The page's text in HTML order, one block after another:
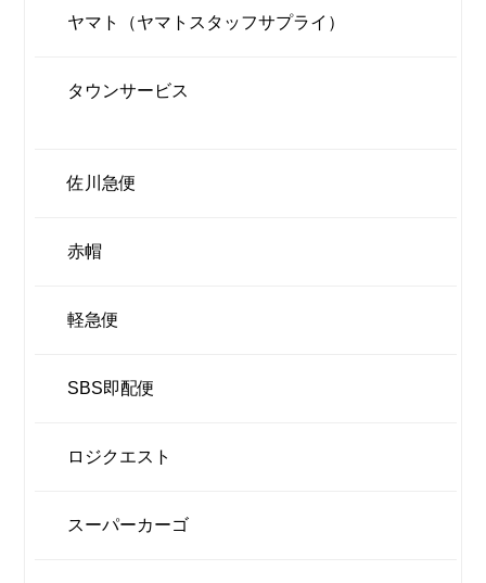
ヤマト（ヤマトスタッフサプライ）
タウンサービス
佐川急便
赤帽
軽急便
SBS即配便
ロジクエスト
スーパーカーゴ